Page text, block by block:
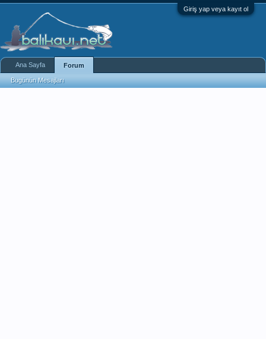
Giriş yap veya kayıt ol
Ana Sayfa Forum
Bugünün Mesajları